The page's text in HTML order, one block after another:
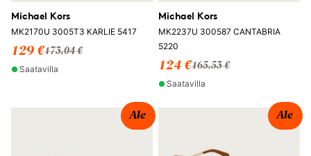
Michael Kors
MK2170U 3005T3 KARLIE 5417
129 €173,04 €
Saatavilla
Michael Kors
MK2237U 300587 CANTABRIA
5220
124 €165,53 €
Saatavilla
Ale Ale